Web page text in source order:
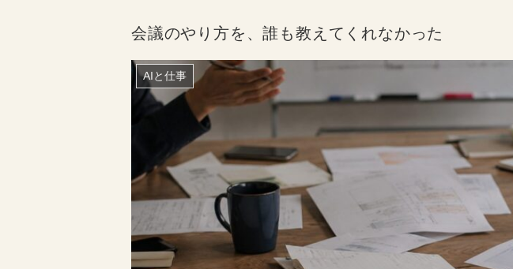
会議のやり方を、誰も教えてくれなかった
AIと仕事